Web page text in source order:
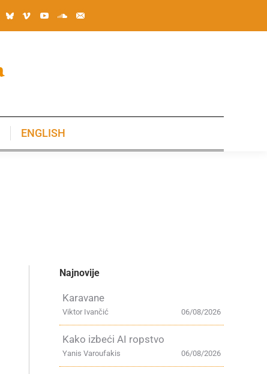
ENGLISH
Najnovije
Karavane
06/08/2026
Viktor Ivančić
Kako izbeći AI ropstvo
06/08/2026
Yanis Varoufakis
ENGLISH